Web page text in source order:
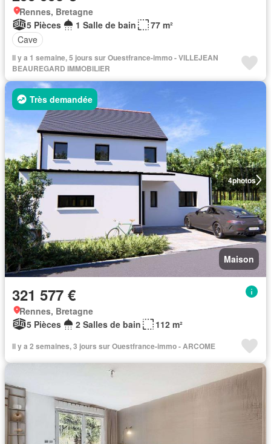
Rennes, Bretagne
5 Pièces
1 Salle de bain
77 m²
Cave
Il y a 1 semaine, 5 jours sur Ouestfrance-immo - VILLEJEAN
BEAUREGARD IMMOBILIER
4photos
Très demandée
Maison
321 577 €
Rennes, Bretagne
5 Pièces
2 Salles de bain 112 m²
Il y a 2 semaines, 3 jours sur Ouestfrance-immo - ARCOME